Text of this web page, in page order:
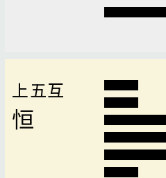
上五互
恒